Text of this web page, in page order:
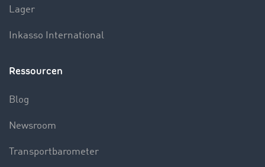
Lager
Inkasso International
Ressourcen
Blog
Newsroom
Transportbarometer